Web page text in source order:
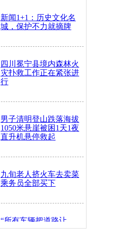
新闻1+1：历史文化名
城，保护不力就摘牌
四川冕宁县境内森林火
灾扑救工作正在紧张进
行
男子清明登山跌落海拔
1050米悬崖被困1天1夜
直升机悬停救起
九旬老人挤火车去卖菜
乘务员全部买下
“所有车辆把道路让
开！”儿童突发疾病交